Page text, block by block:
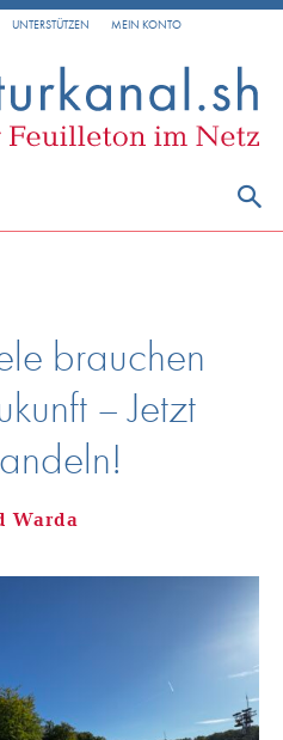
UNTERSTÜTZEN MEIN KONTO
brauchen
– Jetzt
Warda